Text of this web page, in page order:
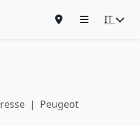
IT
Peugeot